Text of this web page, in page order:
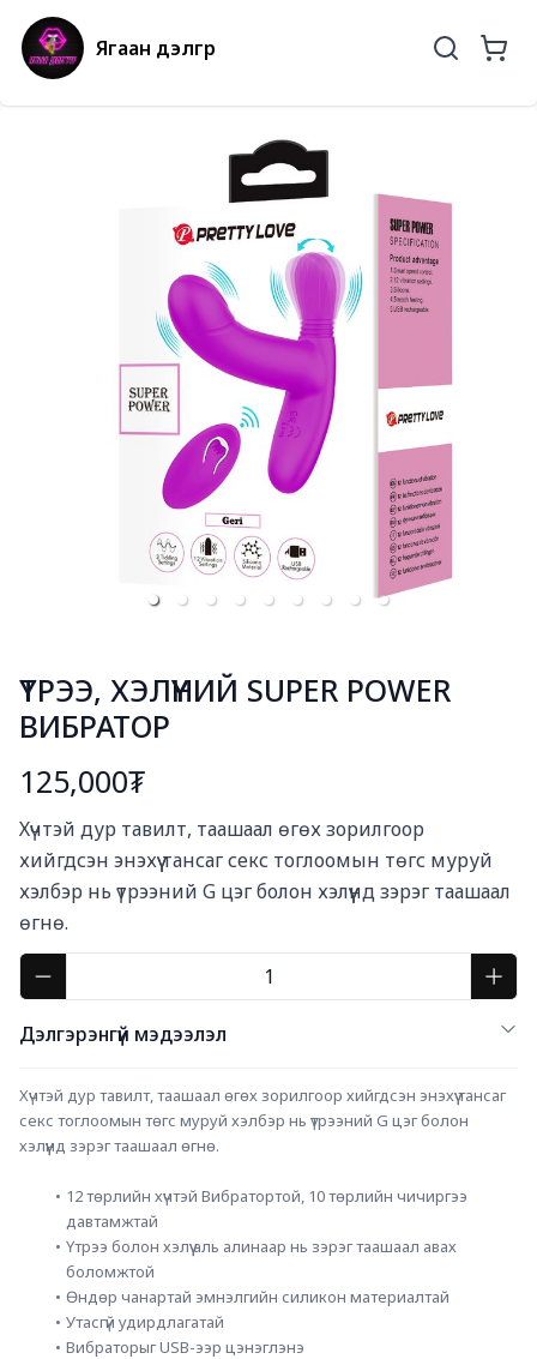
Ягаан дэлгүүр
ҮТРЭЭ, ХЭЛҮҮНИЙ SUPER POWER
ВИБРАТОР
125,000₮
Хүчтэй дур тавилт, таашаал өгөх зорилгоор
хийгдсэн энэхүү тансаг секс тоглоомын төгс муруй
хэлбэр нь үтрээний G цэг болон хэлүүнд зэрэг таашаал
өгнө.
Дэлгэрэнгүй мэдээлэл
Хүчтэй дур тавилт, таашаал өгөх зорилгоор хийгдсэн энэхүү тансаг
секс тоглоомын төгс муруй хэлбэр нь үтрээний G цэг болон
хэлүүнд зэрэг таашаал өгнө.
12 төрлийн хүчтэй Вибратортой, 10 төрлийн чичиргээ
давтамжтай
Үтрээ болон хэлүү аль алинаар нь зэрэг таашаал авах
боломжтой
Өндөр чанартай эмнэлгийн силикон материалтай
Утасгүй удирдлагатай
Вибраторыг USB-ээр цэнэглэнэ